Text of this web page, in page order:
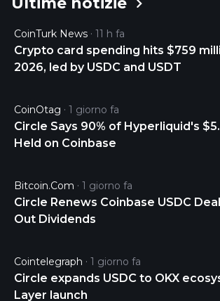
market(s) with $3,400,804,894.60
last 24 hours. More information can
https://www.circle.com/en/usdc.
CoinTurk News 11 h fa
Crypto card spending hits $759
2026, led by USDC and USDT
CoinOtag 1 giorno fa
Circle Says 90% of Hyperliquid's
Held on Coinbase
Bitcoin.com 1 giorno fa
Circle Renews Coinbase USDC
Out Dividends
Cointelegraph 1 giorno fa
Circle expands USDC to OKX
Layer launch